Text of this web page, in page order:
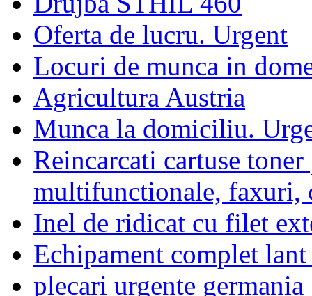
Oferta de lucru. Urgent
Locuri de munca in
Agricultura Austria
Munca la domiciliu.
Reincarcati cartuse
multifunctionale, faxuri,
Inel de ridicat cu filet
Echipament complet
plecari urgente germania